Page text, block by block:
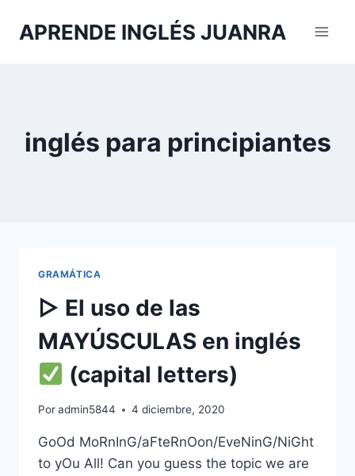
APRENDE INGLÉS JUANRA
inglés para principiantes
GRAMÁTICA
▷ El uso de las
MAYÚSCULAS en inglés
(capital letters)
Poradmin5844 4 diciembre, 2020
GoOd MoRnInG/aFteRnOon/EveNinG/NiGht
to yOu All! Can you guess the topic we are